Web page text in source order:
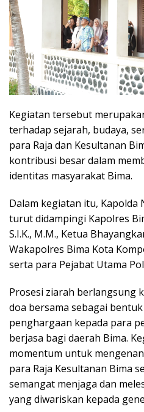
Kegiatan tersebut
terhadap sejarah, budaya,
para Raja dan Kesultanan
kontribusi besar dalam
identitas masyarakat Bima.
Dalam kegiatan itu, Kapolda
turut didampingi Kapolres
S.I.K., M.M., Ketua
Wakapolres Bima Kota
serta para Pejabat Utama
Prosesi ziarah berlangsung
doa bersama sebagai
penghargaan kepada para
berjasa bagi daerah Bima.
momentum untuk
para Raja Kesultanan Bima
semangat menjaga dan
yang diwariskan kepada